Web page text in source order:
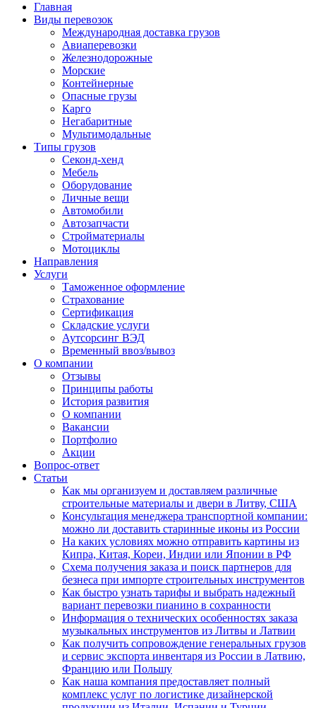
Главная
Виды перевозок
Международная доставка грузов
Авиаперевозки
Железнодорожные
Морские
Контейнерные
Опасные грузы
Карго
Негабаритные
Мультимодальные
Типы грузов
Секонд-хенд
Мебель
Оборудование
Личные вещи
Автомобили
Автозапчасти
Стройматериалы
Мотоциклы
Направления
Услуги
Таможенное оформление
Страхование
Сертификация
Складские услуги
Аутсорсинг ВЭД
Временный ввоз/вывоз
О компании
Отзывы
Принципы работы
История развития
О компании
Вакансии
Портфолио
Акции
Вопрос-ответ
Статьи
Как мы организуем и доставляем различные
строительные материалы и двери в Литву, США
Консультация менеджера транспортной компании:
можно ли доставить старинные иконы из России
На каких условиях можно отправить картины из
Кипра, Китая, Кореи, Индии или Японии в РФ
Схема получения заказа и поиск партнеров для
безнеса при импорте строительных инструментов
Как быстро узнать тарифы и выбрать надежный
вариант перевозки пианино в сохранности
Информация о технических особенностях заказа
музыкальных инструментов из Литвы и Латвии
Как получить сопровождение генеральных грузов
и сервис экспорта инвентаря из России в Латвию,
Францию или Польшу
Как наша компания предоставляет полный
комплекс услуг по логистике дизайнерской